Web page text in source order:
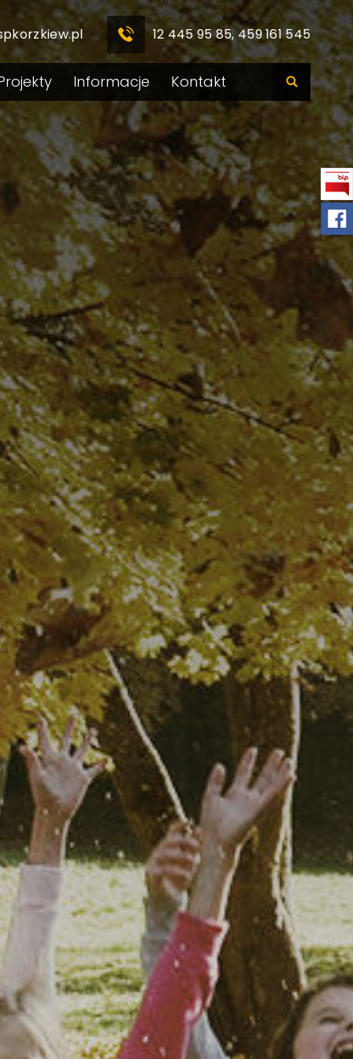
12 445 95 85, 459 161 545
Informacje Kontakt